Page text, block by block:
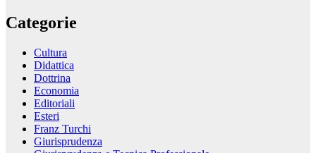
Categorie
Cultura
Didattica
Dottrina
Economia
Editoriali
Esteri
Franz Turchi
Giurisprudenza